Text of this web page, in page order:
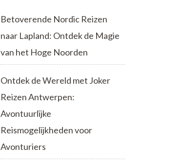
Betoverende Nordic Reizen
naar Lapland: Ontdek de Magie
van het Hoge Noorden
Ontdek de Wereld met Joker
Reizen Antwerpen:
Avontuurlijke
Reismogelijkheden voor
Avonturiers